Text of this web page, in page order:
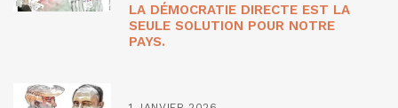
LA DÉMOCRATIE DIRECTE EST LA
SEULE SOLUTION POUR NOTRE
PAYS.